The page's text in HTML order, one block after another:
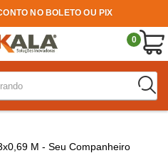
NO BOLETO OU PIX
0
M - Seu Companheiro